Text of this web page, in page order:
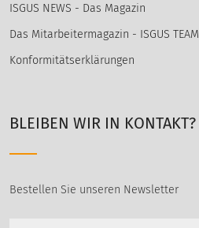
ISGUS NEWS - Das Magazin
Das Mitarbeitermagazin - ISGUS TEAM
Konformitätserklärungen
BLEIBEN WIR IN KONTAKT?
Bestellen Sie unseren Newsletter